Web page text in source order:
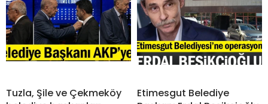
Tuzla, Şile ve Çekmeköy
Etimesgut Belediye